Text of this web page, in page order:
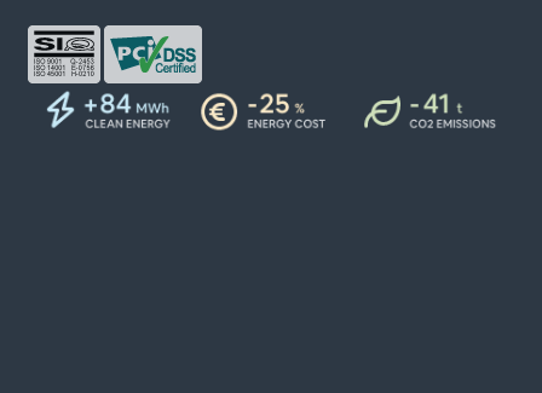
ad ascoltare le
con te una
il tuo business.